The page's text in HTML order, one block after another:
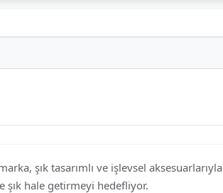
şık tasarımlı ve işlevsel aksesuarlarıyla
şık hale getirmeyi hedefliyor.